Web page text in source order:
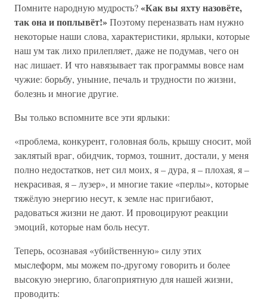
Помните народную мудрость?«Как вы яхту назовёте,
так она и поплывёт!»Поэтому переназвать нам нужно
некоторые наши слова, характеристики, ярлыки, которые
наш ум так лихо прилепляет, даже не подумав, чего он
нас лишает. И что навязывает так программы вовсе нам
чужие: борьбу, уныние, печаль и трудности по жизни,
болезнь и многие другие.
Вы только вспомните все эти ярлыки:
«проблема, конкурент, головная боль, крышу сносит, мой
заклятый враг, обидчик, тормоз, тошнит, достали, у меня
полно недостатков, нет сил моих, я – дура, я – плохая, я –
некрасивая, я – лузер», и многие такие «перлы», которые
тяжёлую энергию несут, к земле нас пригибают,
радоваться жизни не дают. И провоцируют реакции
эмоций, которые нам боль несут.
Теперь, осознавая «убийственную» силу этих
мыслеформ, мы можем по-другому говорить и более
высокую энергию, благоприятную для нашей жизни,
проводить: